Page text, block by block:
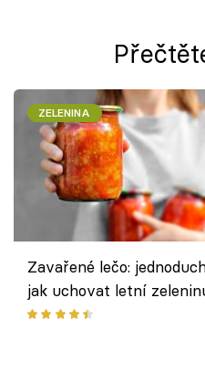
ZELENINA
Zavařené lečo:
jak uchovat letní